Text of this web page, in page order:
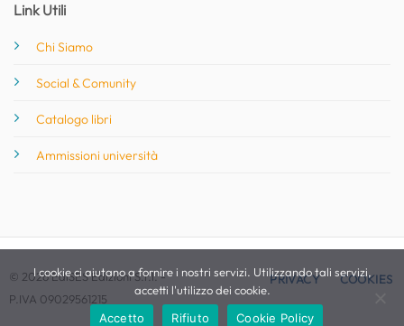
Link Utili
Chi Siamo
Social & Comunity
Catalogo libri
Ammissioni università
© 2026 EdiSES Edizioni S.r.l. -
P.IVA 09029561215
PRIVACY COOKIES
I cookie ci aiutano a fornire i nostri servizi. Utilizzando tali servizi,
accetti l'utilizzo dei cookie.
Accetto
Rifiuto Cookie Policy